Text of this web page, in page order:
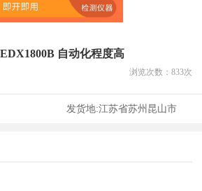
自动化程度高
浏览次数： 833次
发货地:江苏省苏州昆山市